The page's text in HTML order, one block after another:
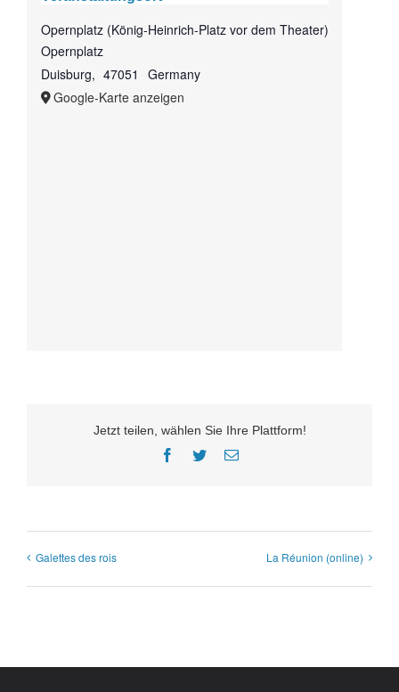
Opernplatz (König-Heinrich-Platz vor dem Theater)
Opernplatz
Duisburg, 47051
Germany
Google-Karte anzeigen
Jetzt teilen, wählen Sie Ihre Plattform!
Facebook
TwitterE-
Galettes des rois La Réunion (online)